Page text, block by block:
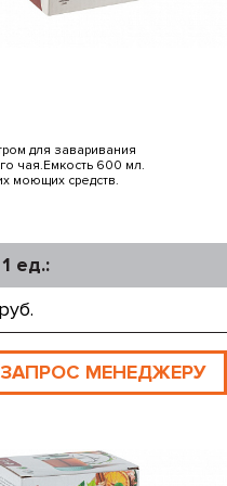
для заваривания
чая.Емкость 600 мл.
моющих средств.
ед.:
ЗАПРОС МЕНЕДЖЕРУ